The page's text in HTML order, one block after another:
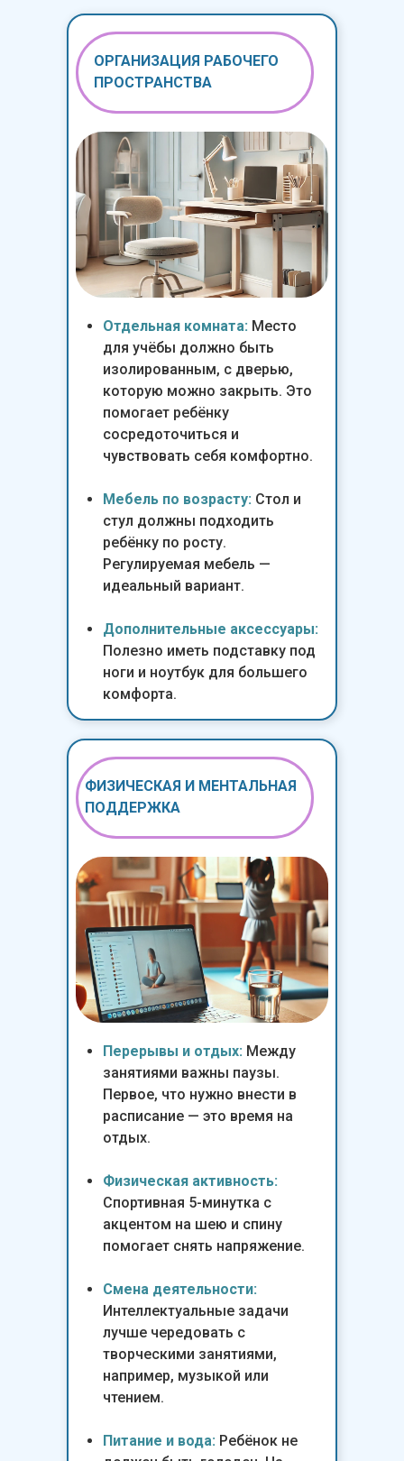
Перерывы и отдых: Между
занятиями важны паузы.
Первое, что нужно внести в
расписание — это время на
отдых.
Физическая активность:
Спортивная 5-минутка с
акцентом на шею и спину
помогает снять напряжение.
Смена деятельности:
Интеллектуальные задачи
лучше чередовать с
творческими занятиями,
например, музыкой или
чтением.
Питание и вода: Ребёнок не
ФИЗИЧЕСКАЯ И МЕНТАЛЬНАЯ
ПОДДЕРЖКА
Отдельная комната: Место
для учёбы должно быть
изолированным, с дверью,
которую можно закрыть. Это
помогает ребёнку
сосредоточиться и
чувствовать себя комфортно.
Мебель по возрасту: Стол и
стул должны подходить
ребёнку по росту.
Регулируемая мебель —
идеальный вариант.
Дополнительные аксессуары:
Полезно иметь подставку под
ноги и ноутбук для большего
комфорта.
ОРГАНИЗАЦИЯ РАБОЧЕГО
ПРОСТРАНСТВА